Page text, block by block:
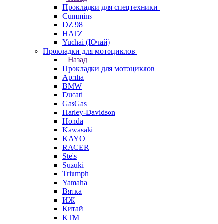
Прокладки для спецтехники
Cummins
DZ 98
HATZ
Yuchai (Ючай)
Прокладки для мотоциклов
Назад
Прокладки для мотоциклов
Aprilia
BMW
Ducati
GasGas
Harley-Davidson
Honda
Kawasaki
KAYO
RACER
Stels
Suzuki
Triumph
Yamaha
Вятка
ИЖ
Китай
КТМ